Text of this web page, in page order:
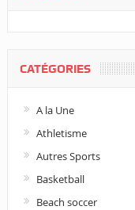
CATÉGORIES
A la Une
Athletisme
Autres Sports
Basketball
Beach soccer